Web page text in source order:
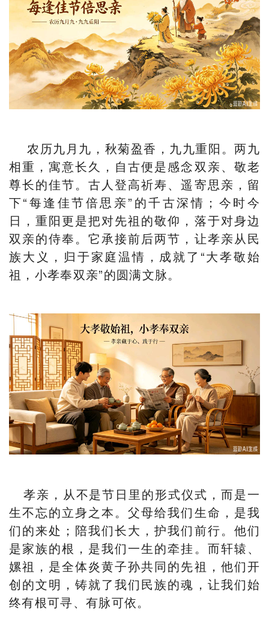
农历九月九，秋菊盈香，九九重阳。两九
相重，寓意长久，自古便是感念双亲、敬老
尊长的佳节。古人登高祈寿、遥寄思亲，留
下“每逢佳节倍思亲”的千古深情；今时今
日，重阳更是把对先祖的敬仰，落于对身边
双亲的侍奉。它承接前后两节，让孝亲从民
族大义，归于家庭温情，成就了“大孝敬始
祖，小孝奉双亲”的圆满文脉。
孝亲，从不是节日里的形式仪式，而是一
生不忘的立身之本。父母给我们生命，是我
们的来处；陪我们长大，护我们前行。他们
是家族的根，是我们一生的牵挂。而轩辕、
嫘祖，是全体炎黄子孙共同的先祖，他们开
创的文明，铸就了我们民族的魂，让我们始
终有根可寻、有脉可依。